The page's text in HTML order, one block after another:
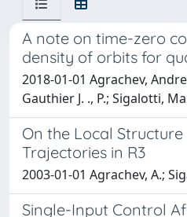
A note on time-zero
density of orbits for
2018-01-01 Agrachev,
Gauthier J. ., P.; Sigalotti,
On the Local
Trajectories in R3
2003-01-01 Agrachev, A.;
Single-Input Control